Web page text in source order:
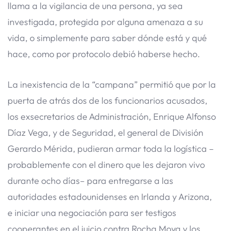
llama a la vigilancia de una persona, ya sea
investigada, protegida por alguna amenaza a su
vida, o simplemente para saber dónde está y qué
hace, como por protocolo debió haberse hecho.
La inexistencia de la “campana” permitió que por la
puerta de atrás dos de los funcionarios acusados,
los exsecretarios de Administración, Enrique Alfonso
Díaz Vega, y de Seguridad, el general de División
Gerardo Mérida, pudieran armar toda la logística –
probablemente con el dinero que les dejaron vivo
durante ocho días– para entregarse a las
autoridades estadounidenses en Irlanda y Arizona,
e iniciar una negociación para ser testigos
cooperantes en el juicio contra Rocha Moya y los